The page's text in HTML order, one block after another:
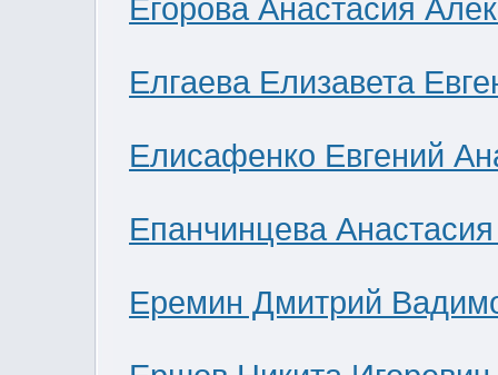
Егорова Анастасия
Елгаева Елизавета
Елисафенко Евгений
Епанчинцева
Еремин Дмитрий